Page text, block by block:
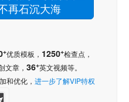
再石沉大海
+优质模板， 1250+检查点，
文章， 36+英文视频等。
和优化， 进一步了解VIP特权